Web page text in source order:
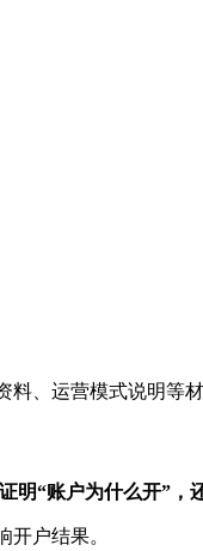
、运营模式说明等材
明“账户为什么开”，
户结果。